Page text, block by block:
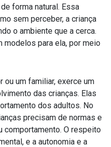
forma natural. Essa
sem perceber, a criança
o ambiente que a cerca.
modelos para ela, por meio
ou um familiar, exerce um
das crianças. Elas
dos adultos. No
precisam de normas e
comportamento. O respeito
e a autonomia e a